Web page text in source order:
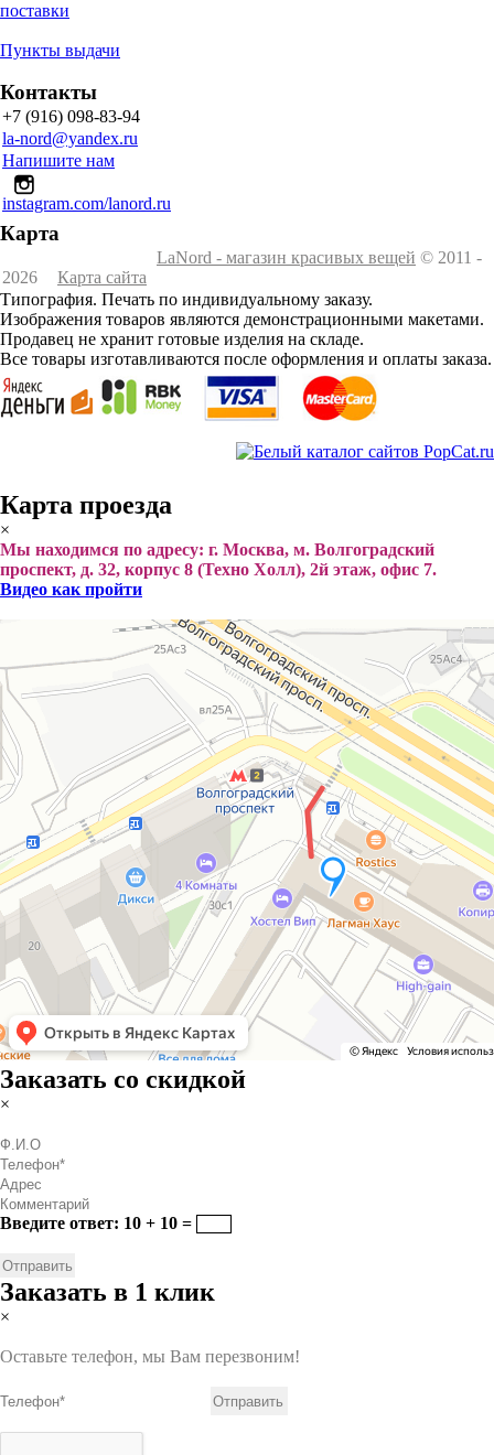
поставки
Пункты выдачи
Контакты
+7 (916) 098-83-94
la-nord@yandex.ru
Напишите нам
instagram.com/lanord.ru
Карта
LaNord - магазин красивых вещей © 2011 -
2026
Карта сайта
Типография. Печать по индивидуальному заказу.
Изображения товаров являются демонстрационными макетами.
Продавец не хранит готовые изделия на складе.
Все товары изготавливаются после оформления и оплаты заказа.
Карта проезда
×
Мы находимся по адресу: г. Москва, м. Волгоградский
проспект, д. 32, корпус 8 (Техно Холл), 2й этаж, офис 7.
Видео как пройти
Заказать со скидкой
×
Введите ответ: 10 + 10 =
Заказать в 1 клик
×
Оставьте телефон, мы Вам перезвоним!